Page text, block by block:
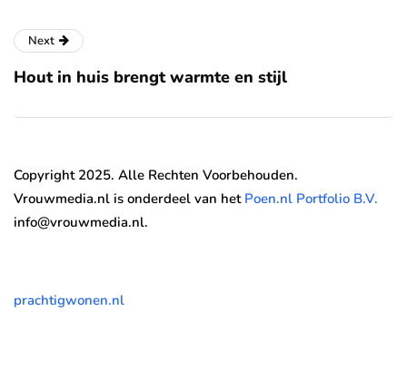
Next
Hout in huis brengt warmte en stijl
Copyright 2025. Alle Rechten Voorbehouden.
Vrouwmedia.nl is onderdeel van het Poen.nl Portfolio B.V.
info@vrouwmedia.nl.
prachtigwonen.nl